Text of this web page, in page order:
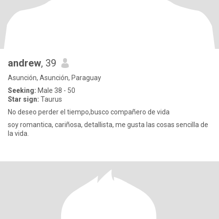
andrew, 39
Asunción, Asunción, Paraguay
Seeking: Male 38 - 50
Star sign: Taurus
No deseo perder el tiempo,busco compañero de vida
soy romantica, cariñosa, detallista, me gusta las cosas sencilla de
la vida.